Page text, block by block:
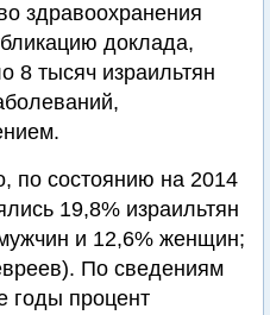
здравоохранения
доклада,
8 тысяч израильтян
по состоянию на 2014
19,8% израильтян
и 12,6% женщин;
По сведениям
годы процент